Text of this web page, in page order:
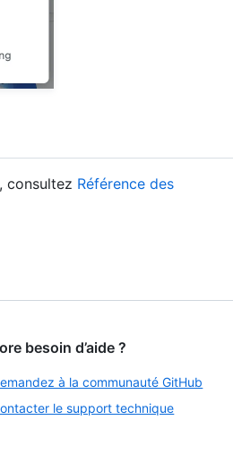
consultez Référence des
besoin d’aide ?
à la communauté GitHub
le support technique